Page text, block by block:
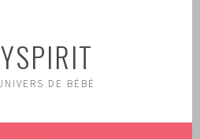
DE BÉBÉ